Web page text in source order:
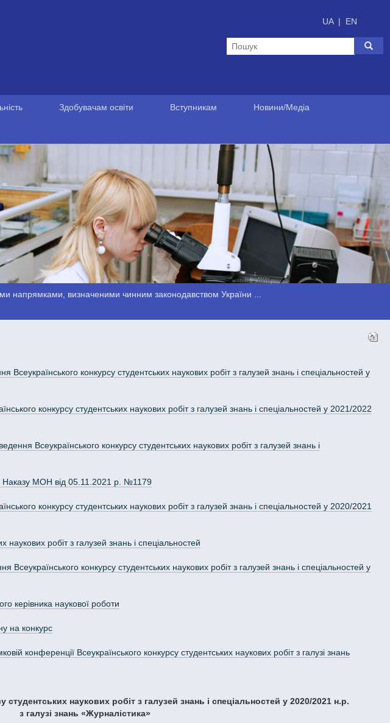
UA | EN
Здобувачам освіти Вступникам Новини/Медіа
напрямками, визначеними чинним законодавством України ...
конкурсу студентських наукових робіт з галузей знань і спеціальностей у
конкурсу студентських наукових робіт з галузей знань і спеціальностей у 2021/2022
Всеукраїнського конкурсу студентських наукових робіт з галузей знань і
Наказу МОН від 05.11.2021 р. №1179
конкурсу студентських наукових робіт з галузей знань і спеціальностей у 2020/2021
робіт з галузей знань і спеціальностей
конкурсу студентських наукових робіт з галузей знань і спеціальностей у
керівника наукової роботи
на конкурс
конференції Всеукраїнського конкурсу студентських наукових робіт з галузі знань
студентських наукових робіт з галузей знань і спеціальностей у 2020/2021 н.р.
з галузі знань «Журналістика»